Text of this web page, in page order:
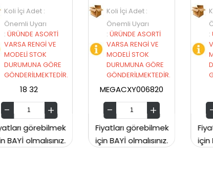
Koli İçi Adet :
Önemli Uyarı
:ÜRÜNDE ASORTİ
VARSA RENGİ VE
MODELİ STOK
DURUMUNA GÖRE
GÖNDERİLMEKTEDİR.
MEGACXY006820
Fiyatları görebilmek
için BAYİ olmalısınız.
Koli İçi Adet :
Önemli Uyarı
:ÜRÜNDE ASORTİ
VARSA RENGİ VE
MODELİ STOK
DURUMUNA GÖRE
GÖNDERİLMEKTEDİR.
74 47
Fiyatları görebilmek
için BAYİ olmalısınız.